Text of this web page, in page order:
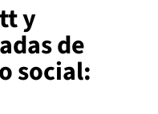
y
de
social: